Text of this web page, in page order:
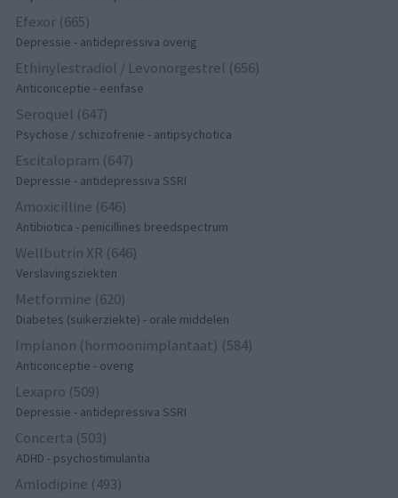
Efexor (665)
Depressie - antidepressiva overig
Ethinylestradiol / Levonorgestrel (656)
Anticonceptie - eenfase
Seroquel (647)
Psychose / schizofrenie - antipsychotica
Escitalopram (647)
Depressie - antidepressiva SSRI
Amoxicilline (646)
Antibiotica - penicillines breedspectrum
Wellbutrin XR (646)
Verslavingsziekten
Metformine (620)
Diabetes (suikerziekte) - orale middelen
Implanon (hormoonimplantaat) (584)
Anticonceptie - overig
Lexapro (509)
Depressie - antidepressiva SSRI
Concerta (503)
ADHD - psychostimulantia
Amlodipine (493)